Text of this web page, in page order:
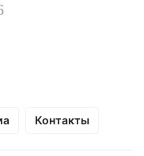
Контакты